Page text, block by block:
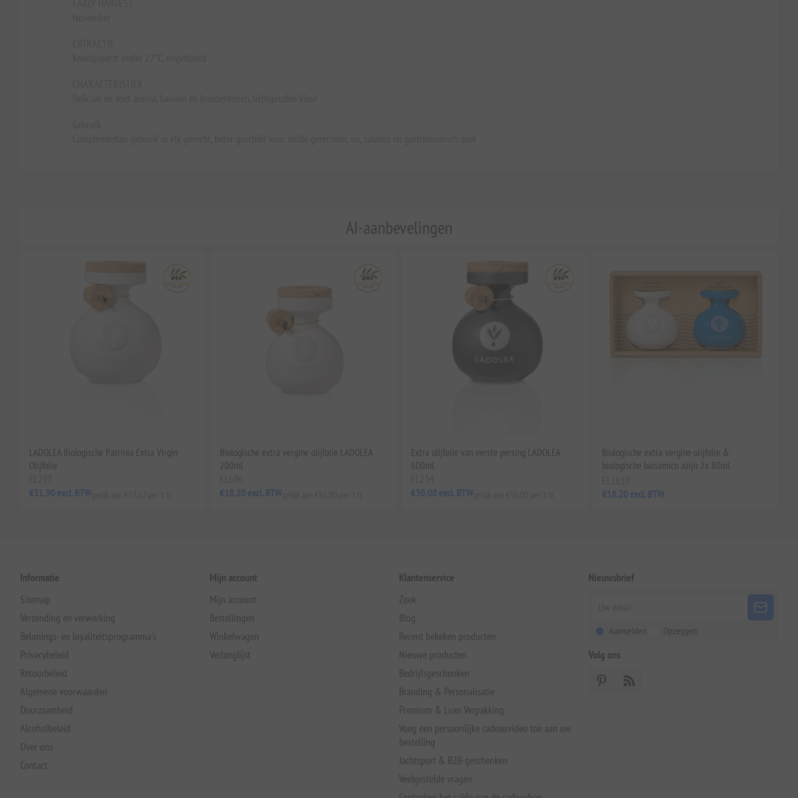
AI-aanbevelingen
LADOLEA Biologische Patrinia Extra Virgin
Olijfolie
€31,90 excl. BTWgelijk aan €53,17 per 1 lt
Biologische extra vergine olijfolie LADOLEA
200ml
€18,20 excl. BTW
Extra olijfolie van eerste persing LADOLEA
600ml
€30,00 excl. BTWgelijk aan €50,00 per 1 lt
Biologische extra vergine olijfolie &
biologische balsamico azijn 2x 80ml
€18,20 excl. BTW
Informatie
Sitemap
Verzending en verwerking
Belonings- en loyaliteitsprogramma's
Privacybeleid
Retourbeleid
Algemene voorwaarden
Duurzaamheid
Alcoholbeleid
Over ons
Contact
Mijn account
Mijn account
Bestellingen
Winkelwagen
Verlanglijst
Klantenservice
Zoek
Blog
Recent bekeken producten
Nieuwe producten
Bedrijfsgeschenken
Branding & Personalisatie
Premium & Luxe Verpakking
Voeg een persoonlijke cadeauvideo toe aan uw
bestelling
Jachtsport & B2B-geschenken
Veelgestelde vragen
Nieuwsbrief
Aanmelden Opzeggen
Volg ons